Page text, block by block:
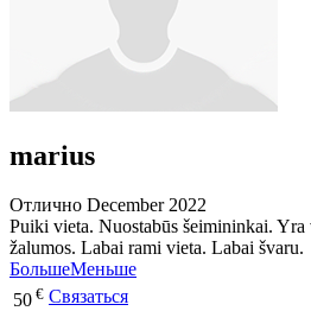
marius
Отлично December 2022
Puiki vieta. Nuostabūs šeimininkai.
žalumos. Labai rami vieta. Labai švaru.
БольшеМеньше
50 € Связаться